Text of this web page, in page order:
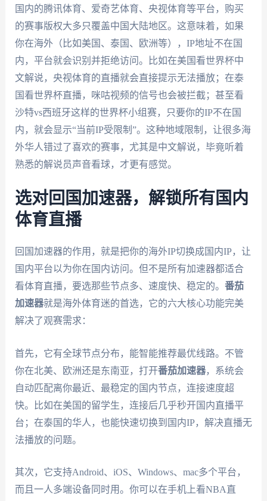
国内的腾讯体育、爱奇艺体育、央视体育等平台，购买
的赛事版权大多只覆盖中国大陆地区。这意味着，如果
你在海外（比如美国、泰国、欧洲等），IP地址不在国
内，平台就会识别并拒绝访问。比如在美国看世界杯中
文解说，央视体育的直播就会直接提示无法播放；在泰
国看世界杯直播，咪咕视频的信号也会被拦截；甚至看
沙特vs西班牙这样的世界杯小组赛，只要你的IP不在国
内，就会显示“当前IP受限制”。这种地域限制，让很多海
外华人错过了喜欢的赛事，尤其是中文解说，毕竟听着
熟悉的解说员声音看球，才更有感觉。
选对回国加速器，解锁所有国内
体育直播
回国加速器的作用，就是把你的海外IP切换成国内IP，让
国内平台以为你在国内访问。但不是所有加速器都适合
看体育直播，要选那些节点多、速度快、稳定的。 番茄
加速器就是海外体育迷的首选，它的六大核心功能完美
解决了观赛需求：
首先，它有全球节点分布，能智能推荐最优线路。不管
你在北美、欧洲还是东南亚，打开番茄加速器，系统会
自动匹配离你最近、最稳定的国内节点，连接速度超
快。比如在美国的留学生，连接后几乎秒开国内直播平
台；在泰国的华人，也能快速切换到国内IP，解决直播无
法播放的问题。
其次，它支持Android、iOS、Windows、mac多个平台，
而且一人多端设备同时用。你可以在手机上看NBA直